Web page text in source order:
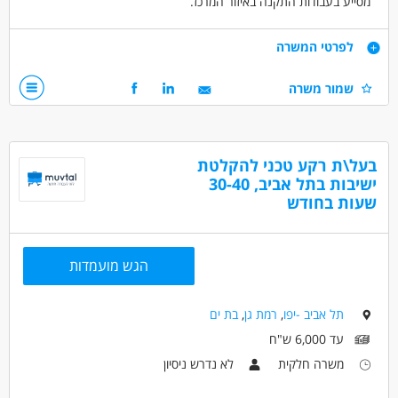
דרישות
חרוץ. וקשוב. יש צורך באישור עבודה בגובה (יעשה על חשבון
המעסיק). 5 ימים בשבוע. משרה מלאה. הגעה עצמאית למחלף
כללי /ללא הכשרה - מתקינים
משרה מלאה
לפרטי המשרה
שמור משרה
בעל\ת רקע טכני להקלטת
ישיבות בתל אביב, 30-40
שעות בחודש
הגש מועמדות
תל אביב -יפו, רמת גן,בת ים
עד 6,000 ש"ח
משרה חלקית
לא נדרש ניסיון